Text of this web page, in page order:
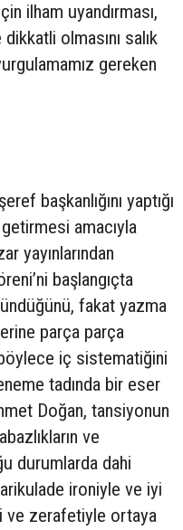
ilham uyandırması,
olmasını salık
gereken
başkanlığını yaptığı
amacıyla
yayınlarından
başlangıçta
fakat yazma
parça parça
iç sistematiğini
tadında bir eser
Doğan, tansiyonun
ve
durumlarda dahi
ironiyle ve iyi
ve zerafetiyle ortaya